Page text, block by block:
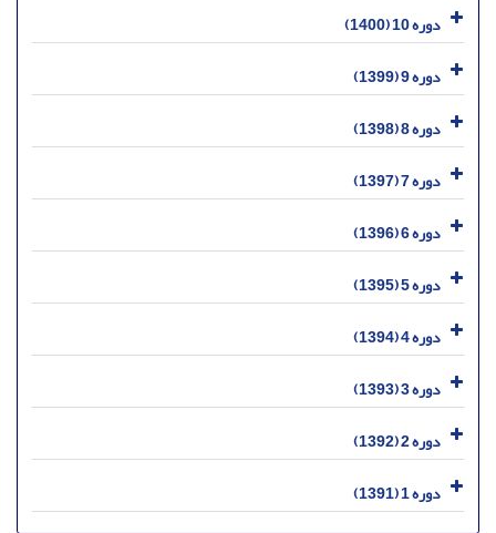
دوره 10 (1400)
دوره 9 (1399)
دوره 8 (1398)
دوره 7 (1397)
دوره 6 (1396)
دوره 5 (1395)
دوره 4 (1394)
دوره 3 (1393)
دوره 2 (1392)
دوره 1 (1391)